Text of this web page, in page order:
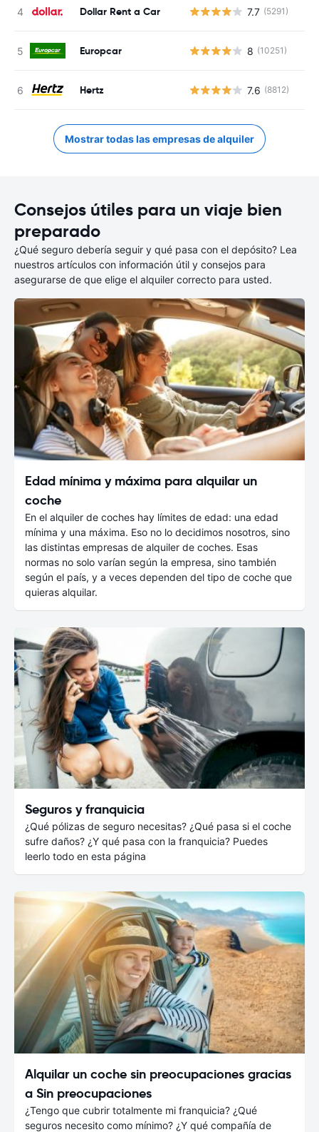
Dollar Rent a Car 7.7 (5291)
Europcar 8 (10251)
Hertz 7.6 (8812)
Mostrar todas las empresas de alquiler
Consejos útiles para un viaje bien
preparado
¿Qué seguro debería seguir y qué pasa con el depósito? Lea
nuestros artículos con información útil y consejos para
asegurarse de que elige el alquiler correcto para usted.
Edad mínima y máxima para alquilar un
coche
En el alquiler de coches hay límites de edad: una edad
mínima y una máxima. Eso no lo decidimos nosotros, sino
las distintas empresas de alquiler de coches. Esas
normas no solo varían según la empresa, sino también
según el país, y a veces dependen del tipo de coche que
quieras alquilar.
Seguros y franquicia
¿Qué pólizas de seguro necesitas? ¿Qué pasa si el coche
sufre daños? ¿Y qué pasa con la franquicia? Puedes
leerlo todo en esta página
Alquilar un coche sin preocupaciones gracias
a Sin preocupaciones
¿Tengo que cubrir totalmente mi franquicia? ¿Qué
seguros necesito como mínimo? ¿Y qué compañía de